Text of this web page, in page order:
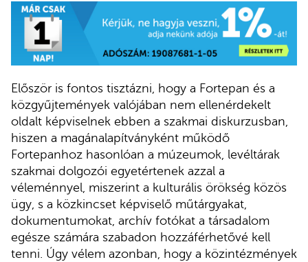
Először is fontos tisztázni, hogy a Fortepan és a
közgyűjtemények valójában nem ellenérdekelt
oldalt képviselnek ebben a szakmai diskurzusban,
hiszen a magánalapítványként működő
Fortepanhoz hasonlóan a múzeumok, levéltárak
szakmai dolgozói egyetértenek azzal a
véleménnyel, miszerint a kulturális örökség közös
ügy, s a közkincset képviselő műtárgyakat,
dokumentumokat, archív fotókat a társadalom
egésze számára szabadon hozzáférhetővé kell
tenni. Úgy vélem azonban, hogy a közintézmények